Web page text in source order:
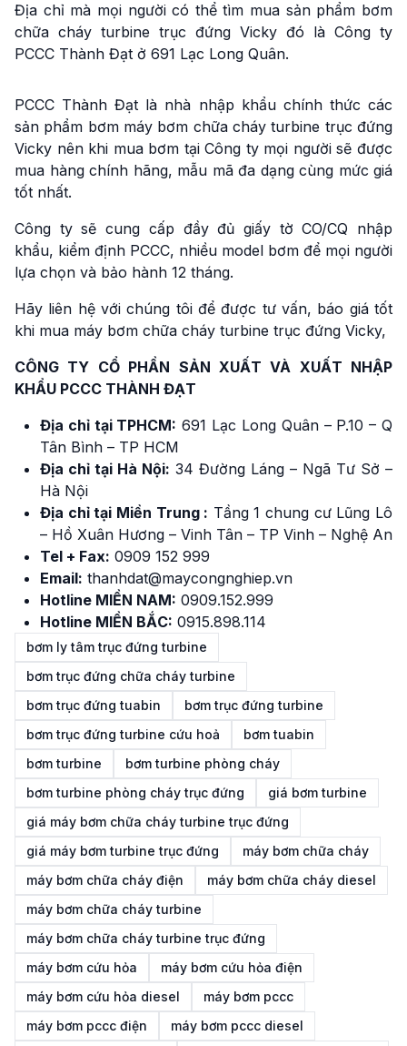
Địa chỉ mà mọi người có thể tìm mua sản phẩm bơm
chữa cháy turbine trục đứng Vicky đó là Công ty
PCCC Thành Đạt ở 691 Lạc Long Quân.
PCCC Thành Đạt là nhà nhập khẩu chính thức các
sản phẩm bơm máy bơm chữa cháy turbine trục đứng
Vicky nên khi mua bơm tại Công ty mọi người sẽ được
mua hàng chính hãng, mẫu mã đa dạng cùng mức giá
tốt nhất.
Công ty sẽ cung cấp đầy đủ giấy tờ CO/CQ nhập
khẩu, kiểm định PCCC, nhiều model bơm để mọi người
lựa chọn và bảo hành 12 tháng.
Hãy liên hệ với chúng tôi để được tư vấn, báo giá tốt
khi mua máy bơm chữa cháy turbine trục đứng Vicky,
CÔNG TY CỔ PHẦN SẢN XUẤT VÀ XUẤT NHẬP
KHẨU PCCC THÀNH ĐẠT
Địa chỉ tại TPHCM: 691 Lạc Long Quân – P.10 – Q
Tân Bình – TP HCM
Địa chỉ tại Hà Nội: 34 Đường Láng – Ngã Tư Sở –
Hà Nội
Địa chỉ tại Miền Trung : Tầng 1 chung cư Lũng Lô
– Hồ Xuân Hương – Vinh Tân – TP Vinh – Nghệ An
Tel + Fax: 0909 152 999
Email: thanhdat@maycongnghiep.vn
Hotline MIỀN NAM: 0909.152.999
Hotline MIỀN BẮC: 0915.898.114
bơm ly tâm trục đứng turbine
bơm trục đứng chữa cháy turbine
bơm trục đứng tuabin
bơm trục đứng turbine
bơm trục đứng turbine cứu hoả
bơm tuabin
bơm turbine
bơm turbine phòng cháy
bơm turbine phòng cháy trục đứng
giá bơm turbine
giá máy bơm chữa cháy turbine trục đứng
giá máy bơm turbine trục đứng
máy bơm chữa cháy
máy bơm chữa cháy điện
máy bơm chữa cháy diesel
máy bơm chữa cháy turbine
máy bơm chữa cháy turbine trục đứng
máy bơm cứu hỏa
máy bơm cứu hỏa điện
máy bơm cứu hỏa diesel
máy bơm pccc
máy bơm pccc điện
máy bơm pccc diesel